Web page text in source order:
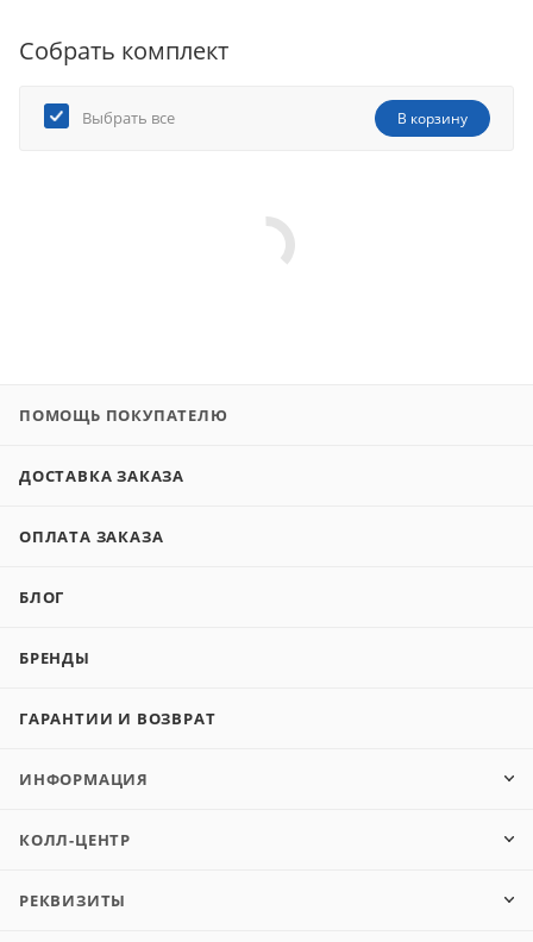
Собрать комплект
Выбрать все В корзину
ПОМОЩЬ ПОКУПАТЕЛЮ
ДОСТАВКА ЗАКАЗА
ОПЛАТА ЗАКАЗА
БЛОГ
БРЕНДЫ
ГАРАНТИИ И ВОЗВРАТ
ИНФОРМАЦИЯ
КОЛЛ-ЦЕНТР
РЕКВИЗИТЫ